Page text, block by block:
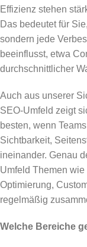
Effizienz stehen
Das bedeutet für
sondern jede
beeinflusst, etwa
durchschnittlicher
Auch aus unserer
SEO-Umfeld zeigt
besten, wenn
Sichtbarkeit,
ineinander. Genau
Umfeld Themen
Optimierung,
regelmäßig
Welche Bereiche